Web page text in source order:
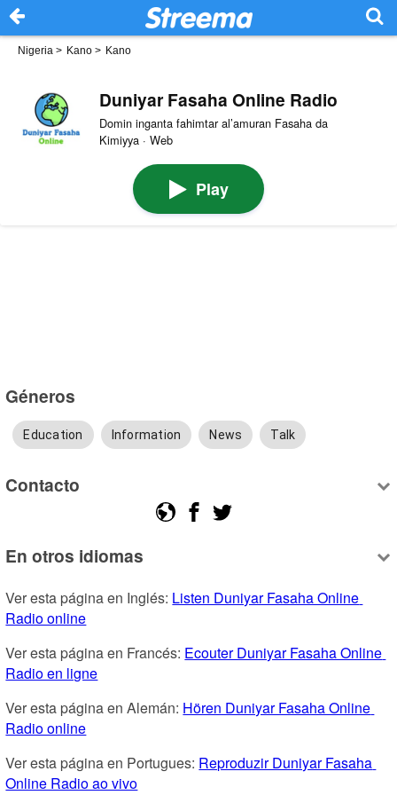
Nigeria > Kano > Kano
Duniyar Fasaha Online Radio
Domin inganta fahimtar al’amuran Fasaha da
Kimiyya · Web
Play
Géneros
Education Information News Talk
Contacto
En otros idiomas
Ver esta página en Inglés: Listen Duniyar Fasaha Online
Radio online
Ver esta página en Francés: Ecouter Duniyar Fasaha Online
Radio en ligne
Ver esta página en Alemán: Hören Duniyar Fasaha Online
Radio online
Ver esta página en Portugues: Reproduzir Duniyar Fasaha
Online Radio ao vivo